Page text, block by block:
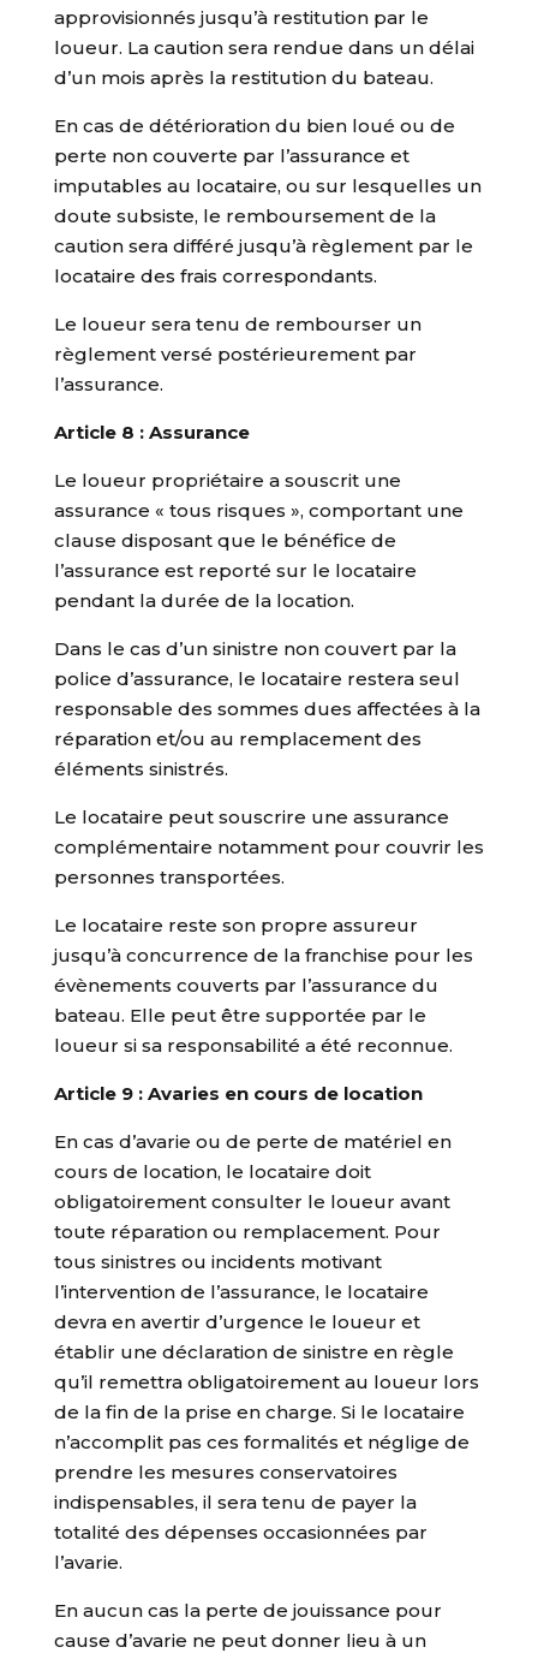
approvisionnés jusqu’à restitution par le
loueur. La caution sera rendue dans un délai
d’un mois après la restitution du bateau.
En cas de détérioration du bien loué ou de
perte non couverte par l’assurance et
imputables au locataire, ou sur lesquelles un
doute subsiste, le remboursement de la
caution sera différé jusqu’à règlement par le
locataire des frais correspondants.
Le loueur sera tenu de rembourser un
règlement versé postérieurement par
l’assurance.
Article 8 : Assurance
Le loueur propriétaire a souscrit une
assurance « tous risques », comportant une
clause disposant que le bénéfice de
l’assurance est reporté sur le locataire
pendant la durée de la location.
Dans le cas d’un sinistre non couvert par la
police d’assurance, le locataire restera seul
responsable des sommes dues affectées à la
réparation et/ou au remplacement des
éléments sinistrés.
Le locataire peut souscrire une assurance
complémentaire notamment pour couvrir les
personnes transportées.
Le locataire reste son propre assureur
jusqu’à concurrence de la franchise pour les
évènements couverts par l’assurance du
bateau. Elle peut être supportée par le
loueur si sa responsabilité a été reconnue.
Article 9 : Avaries en cours de location
En cas d’avarie ou de perte de matériel en
cours de location, le locataire doit
obligatoirement consulter le loueur avant
toute réparation ou remplacement. Pour
tous sinistres ou incidents motivant
l’intervention de l’assurance, le locataire
devra en avertir d’urgence le loueur et
établir une déclaration de sinistre en règle
qu’il remettra obligatoirement au loueur lors
de la fin de la prise en charge. Si le locataire
n’accomplit pas ces formalités et néglige de
prendre les mesures conservatoires
indispensables, il sera tenu de payer la
totalité des dépenses occasionnées par
l’avarie.
En aucun cas la perte de jouissance pour
cause d’avarie ne peut donner lieu à un